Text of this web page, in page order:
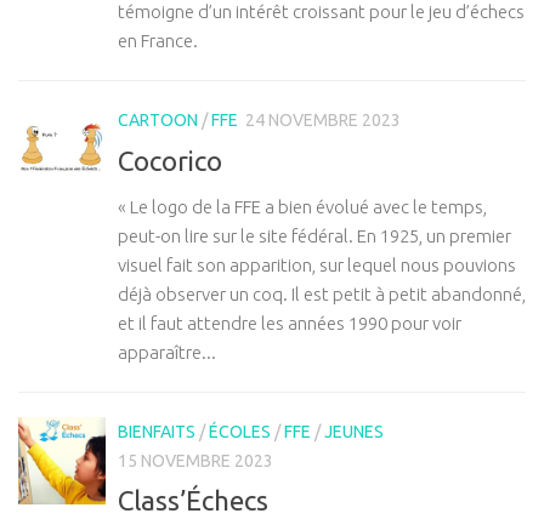
témoigne d’un intérêt croissant pour le jeu d’échecs
en France.
CARTOON /FFE 24 NOVEMBRE 2023
Cocorico
« Le logo de la FFE a bien évolué avec le temps,
peut-on lire sur le site fédéral. En 1925, un premier
visuel fait son apparition, sur lequel nous pouvions
déjà observer un coq. Il est petit à petit abandonné,
et il faut attendre les années 1990 pour voir
apparaître...
BIENFAITS /ÉCOLES /FFE /JEUNES
15 NOVEMBRE 2023
Class’Échecs